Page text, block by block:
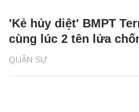
QUÂN SỰ
'Kẻ hủy diệt' BMPT
cùng lúc 2 tên lửa